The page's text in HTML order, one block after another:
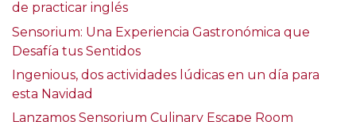
de practicar inglés
Sensorium: Una Experiencia Gastronómica que
Desafía tus Sentidos
Ingenious, dos actividades lúdicas en un día para
esta Navidad
Lanzamos Sensorium Culinary Escape Room